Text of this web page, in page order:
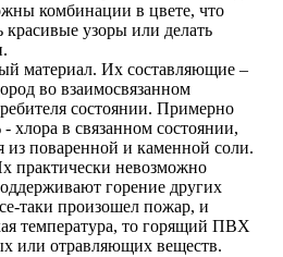
комбинации в цвете, что
красивые узоры или делать
материал. Их составляющие –
во взаимосвязанном
состоянии. Примерно
хлора в связанном состоянии,
из поваренной и каменной соли.
практически невозможно
горение других
таки произошел пожар, и
температура, то горящий ПВХ
или отравляющих веществ.